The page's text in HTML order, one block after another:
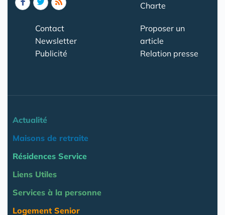
Charte
Contact
Newsletter
Publicité
Proposer un
article
Relation presse
Actualité
Maisons de retraite
Résidences Service
Liens Utiles
Services à la personne
Logement Senior